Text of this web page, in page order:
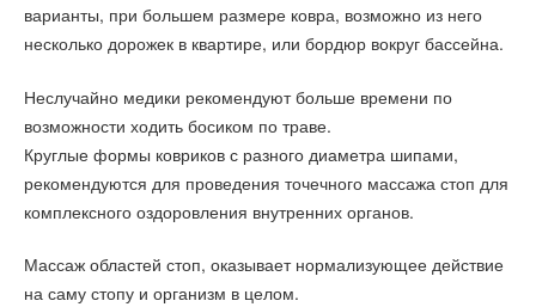
варианты, при большем размере ковра, возможно из него
несколько дорожек в квартире, или бордюр вокруг бассейна.
Неслучайно медики рекомендуют больше времени по
возможности ходить босиком по траве.
Круглые формы ковриков с разного диаметра шипами,
рекомендуются для проведения точечного массажа стоп для
комплексного оздоровления внутренних органов.
Массаж областей стоп, оказывает нормализующее действие
на саму стопу и организм в целом.